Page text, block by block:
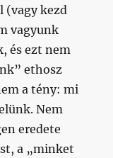
(vagy kezd
vagyunk
és ezt nem
ethosz
a tény: mi
Nem
eredete
a „minket